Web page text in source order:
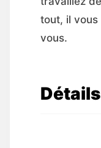
tout, il
vous.